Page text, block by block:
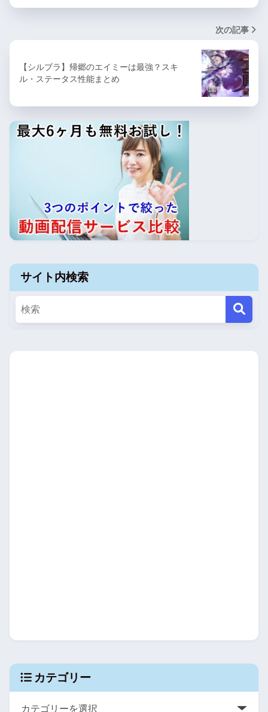
次の記事
【シルブラ】帰郷のエイミーは最強？スキ
ル・ステータス性能まとめ
サイト内検索
カテゴリー